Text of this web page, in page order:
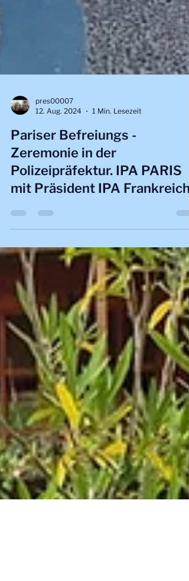
pres00007
12. Aug. 2024
1 Min. Lesezeit
Pariser Befreiungs -
Zeremonie in der
Polizeipräfektur. IPA PARIS
mit Präsident IPA Frankreich.